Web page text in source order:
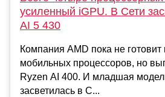
усиленный iGPU. В Сети
AI 5 430
Компания AMD пока не
мобильных процессоров, но
Ryzen AI 400. И младшая
засветилась в С...